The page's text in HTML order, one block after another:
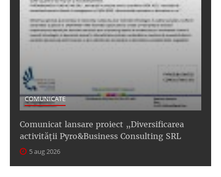
COMUNICATE
Comunicat lansare proiect „Diversificarea
activității Pyro&Business Consulting SRL
5 aug 2026